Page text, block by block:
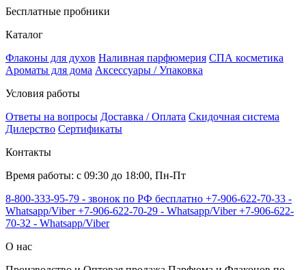
Бесплатные пробники
Каталог
Флаконы для духов Наливная парфюмерия СПА косметика
Ароматы для дома Аксессуары / Упаковка
Условия работы
Ответы на вопросы Доставка / Оплата Скидочная система
Дилерство Сертификаты
Контакты
Время работы: с 09:30 до 18:00, Пн-Пт
8-800-333-95-79 - звонок по РФ бесплатно +7-906-622-70-33 -
Whatsapp/Viber+7-906-622-70-29 - Whatsapp/Viber+7-906-622-
70-32 - Whatsapp/Viber
О нас